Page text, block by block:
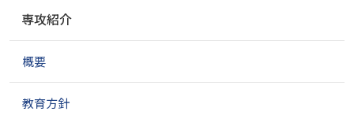
ゲ
シ
専攻紹介
概要
教育方針